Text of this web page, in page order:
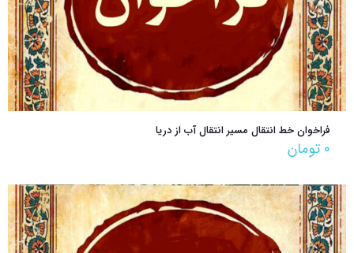
فراخوان خط انتقال مسیر انتقال آب از دریا
۰ تومان